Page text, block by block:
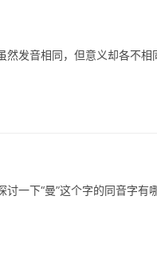
发音相同，但意义却各不相
下“曼”这个字的同音字有